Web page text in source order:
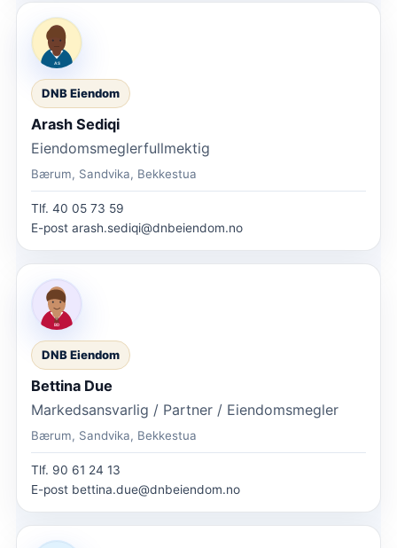
DNB Eiendom
Arash Sediqi
Eiendomsmeglerfullmektig
Bærum, Sandvika, Bekkestua
Tlf. 40 05 73 59
E-post arash.sediqi@dnbeiendom.no
DNB Eiendom
Bettina Due
Markedsansvarlig / Partner / Eiendomsmegler
Bærum, Sandvika, Bekkestua
Tlf. 90 61 24 13
E-post bettina.due@dnbeiendom.no